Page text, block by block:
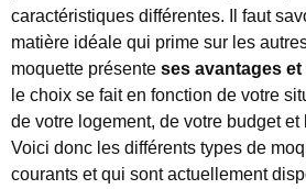
caractéristiques différentes. Il faut
matière idéale qui prime sur les
moquette présente ses avantages
le choix se fait en fonction de votre
de votre logement, de votre budget et
Voici donc les différents types de
courants et qui sont actuellement